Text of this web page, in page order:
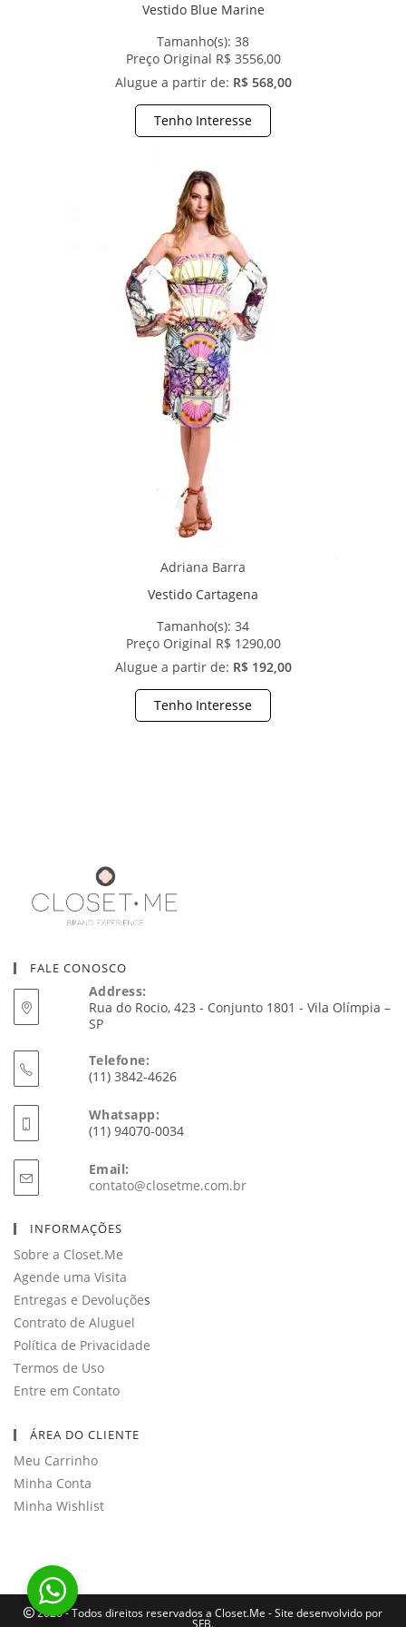
Vestido Blue Marine
Tamanho(s): 38
Preço Original R$ 3556,00
Alugue a partir de: R$ 568,00
Tenho Interesse
Adriana Barra
Vestido Cartagena
Tamanho(s): 34
Preço Original R$ 1290,00
Alugue a partir de: R$ 192,00
Tenho Interesse
FALE CONOSCO
Address:
Rua do Rocio, 423 - Conjunto 1801 - Vila Olímpia –
SP
Telefone:
(11) 3842-4626
Whatsapp:
(11) 94070-0034
Email:
contato@closetme.com.brAbre
INFORMAÇÕES
Sobre a Closet.Me
Agende uma Visita
Entregas e Devoluções
Contrato de Aluguel
Política de Privacidade
Termos de Uso
Entre em Contato
ÁREA DO CLIENTE
Meu Carrinho
Minha Conta
Minha Wishlist
2026 - Todos direitos reservados a Closet.Me - Site desenvolvido por
SFB.